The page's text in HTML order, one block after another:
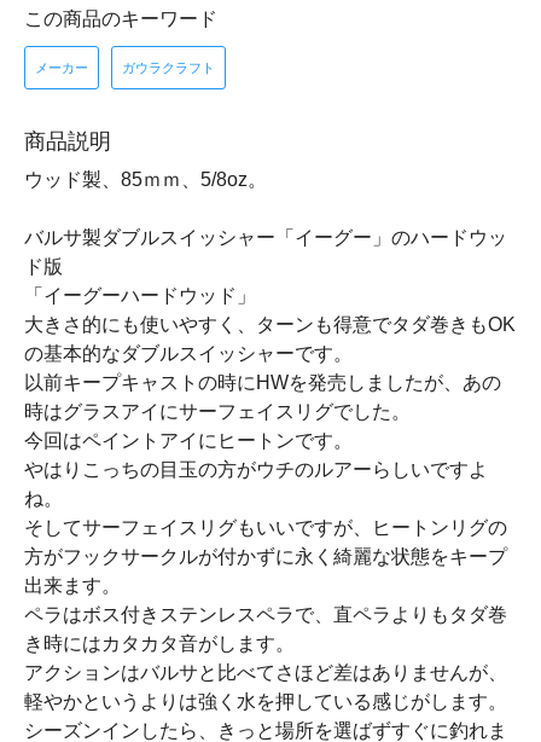
この商品のキーワード
メーカー ガウラクラフト
商品説明
ウッド製、85ｍｍ、5/8oz。
バルサ製ダブルスイッシャー「イーグー」のハードウッ
ド版
「イーグーハードウッド」
大きさ的にも使いやすく、ターンも得意でタダ巻きもOK
の基本的なダブルスイッシャーです。
以前キープキャストの時にHWを発売しましたが、あの
時はグラスアイにサーフェイスリグでした。
今回はペイントアイにヒートンです。
やはりこっちの目玉の方がウチのルアーらしいですよ
ね。
そしてサーフェイスリグもいいですが、ヒートンリグの
方がフックサークルが付かずに永く綺麗な状態をキープ
出来ます。
ペラはボス付きステンレスペラで、直ペラよりもタダ巻
き時にはカタカタ音がします。
アクションはバルサと比べてさほど差はありませんが、
軽やかというよりは強く水を押している感じがします。
シーズンインしたら、きっと場所を選ばずすぐに釣れま